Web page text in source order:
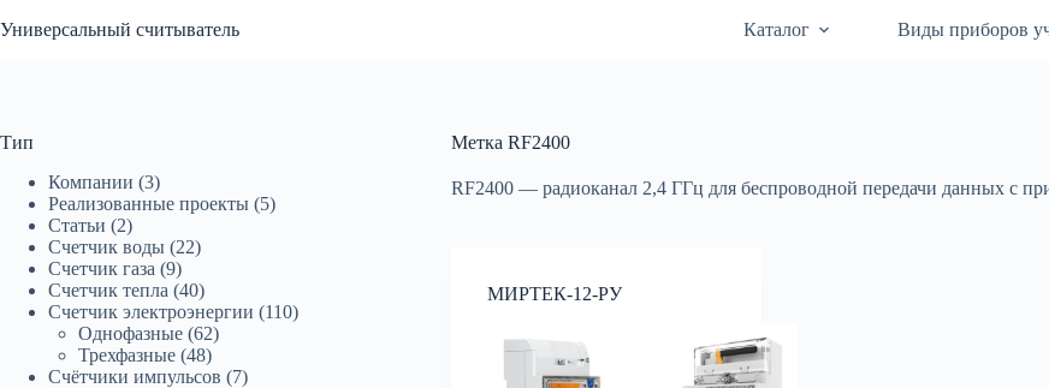
к
Универсальный считыватель Каталог Виды приборов
Метка RF2400
RF2400 — радиоканал 2,4 ГГц для беспроводной передачи данных с
МИРТЕК-12-РУ
Тип
Компании (3)
Реализованные проекты (5)
Статьи (2)
Счетчик воды (22)
Счетчик газа (9)
Счетчик тепла (40)
Счетчик электроэнергии (110)
Однофазные (62)
Трехфазные (48)
Счётчики импульсов (7)